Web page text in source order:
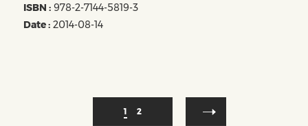
ISBN : 978-2-7144-5819-3
Date : 2014-08-14
Page
courante
1 Page
2